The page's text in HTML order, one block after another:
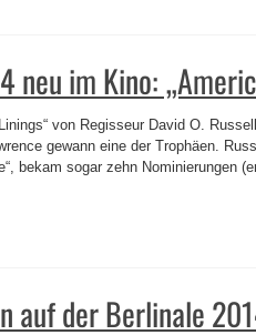
neu im Kino:
von Regisseur David O.
gewann eine der Trophäen.
bekam sogar zehn Nominierungen
auf der Berlinale